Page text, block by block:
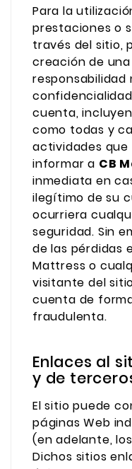
Para la
prestaciones o
través del sitio,
creación de
responsabilidad
cuenta,
como todas y
actividades que
informar a CB
inmediata en
ilegítimo de su
ocurriera
seguridad. Sin
de las pérdidas
Mattress o
visitante del
cuenta de
fraudulenta.
Enlaces al
y de
El sitio puede
páginas Web
(en adelante,
Dichos sitios